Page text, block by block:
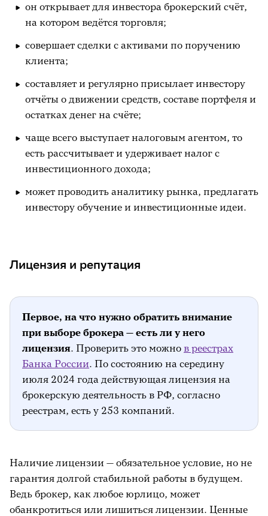
он открывает для инвестора брокерский счёт,
на котором ведётся торговля;
совершает сделки с активами по поручению
клиента;
составляет и регулярно присылает инвестору
отчёты о движении средств, составе портфеля и
остатках денег на счёте;
чаще всего выступает налоговым агентом, то
есть рассчитывает и удерживает налог с
инвестиционного дохода;
может проводить аналитику рынка, предлагать
инвестору обучение и инвестиционные идеи.
Лицензия и репутация
Первое, на что нужно обратить внимание
при выборе брокера — есть ли у него
лицензия. Проверить это можно в реестрах
Банка России. По состоянию на середину
июля 2024 года действующая лицензия на
брокерскую деятельность в РФ, согласно
реестрам, есть у 253 компаний.
Наличие лицензии — обязательное условие, но не
гарантия долгой стабильной работы в будущем.
Ведь брокер, как любое юрлицо, может
обанкротиться или лишиться лицензии. Ценные